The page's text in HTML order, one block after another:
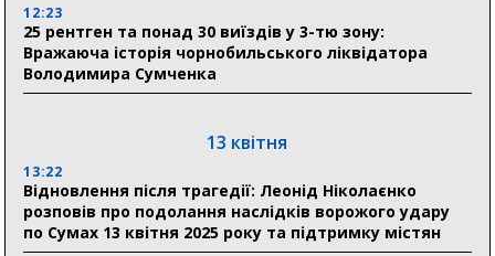
Пенсійному фонді Сумщини пояснили, що робити
людям
30 липня
19:38
Сумська клінічна лікарня Святого Пантелеймона
12:23
25 рентген та понад 30 виїздів у 3-тю зону:
Вражаюча історія чорнобильського ліквідатора
Володимира Сумченка
13 квітня
13:22
Відновлення після трагедії: Леонід Ніколаєнко
розповів про подолання наслідків ворожого удару
по Сумах 13 квітня 2025 року та підтримку містян